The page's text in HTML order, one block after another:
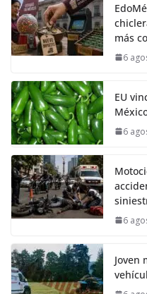
más
6
EU
6
6
Joven